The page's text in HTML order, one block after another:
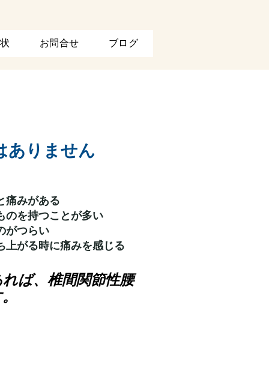
お問合せ ブログ
ありません
痛みがある
のを持つことが多い
がつらい
上がる時に痛みを感じる
ば、椎間関節性腰